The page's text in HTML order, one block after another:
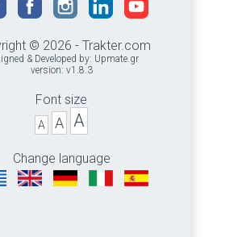
© 2026 - Trakter.com
& Developed by: Upmate.gr
version: v1.8.3
Font size
A A A
Change language